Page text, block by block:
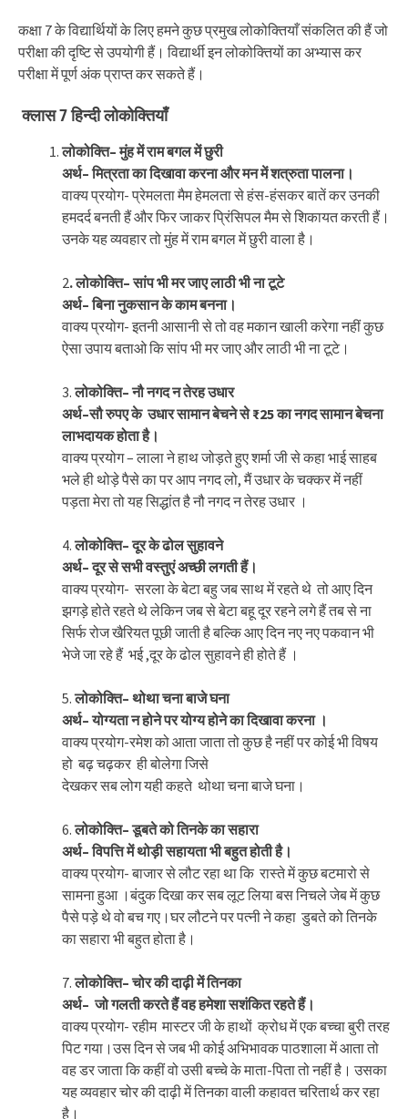
कक्षा 7 के विद्यार्थियों के लिए हमने कुछ प्रमुख लोकोक्तियाँ संकलित की हैं जो
परीक्षा की दृष्टि से उपयोगी हैं। विद्यार्थी इन लोकोक्तियों का अभ्यास कर
परीक्षा में पूर्ण अंक प्राप्त कर सकते हैं।
क्लास 7हिन्दी लोकोक्तियाँ
लोकोक्ति–मुंहमेंरामबगलमेंछुरी
अर्थ–मित्रताकादिखावाकरनाऔरमनमेंशत्रुतापालना।
वाक्य प्रयोग- प्रेमलता मैम हेमलता से हंस-हंसकर बातें कर उनकी
हमदर्द बनती हैं और फिर जाकर प्रिंसिपल मैम से शिकायत करती हैं।
उनके यह व्यवहार तो मुंह में राम बगल में छुरी वाला है।
2.लोकोक्ति–सांपभीमरजाएलाठीभीनाटूटे
अर्थ–बिनानुकसानकेकामबनना।
वाक्य प्रयोग- इतनी आसानी से तो वह मकान खाली करेगा नहीं कुछ
ऐसा उपाय बताओ कि सांप भी मर जाए और लाठी भी ना टूटे।
3.लोकोक्ति–नौनगदनतेरहउधार
अर्थ–सौरुपएके उधारसामानबेचनेसे₹25कानगदसामानबेचना
लाभदायकहोताहै।
वाक्य प्रयोग – लाला ने हाथ जोड़ते हुए शर्मा जी से कहा भाई साहब
भले ही थोड़े पैसे का पर आप नगद लो, मैं उधार के चक्कर में नहीं
पड़ता मेरा तो यह सिद्धांत है नौ नगद न तेरह उधार ।
4.लोकोक्ति–दूरकेढोलसुहावने
अर्थ–दूरसेसभीवस्तुएंअच्छीलगतीहैं।
वाक्य प्रयोग- सरला के बेटा बहु जब साथ में रहते थे तो आए दिन
झगड़े होते रहते थे लेकिन जब से बेटा बहू दूर रहने लगे हैं तब से ना
सिर्फ रोज खैरियत पूछी जाती है बल्कि आए दिन नए नए पकवान भी
भेजे जा रहे हैं भई ,दूर के ढोल सुहावने ही होते हैं ।
5.लोकोक्ति– थोथाचनाबाजेघना
अर्थ–योग्यतानहोनेपरयोग्यहोनेकादिखावाकरना ।
वाक्य प्रयोग-रमेश को आता जाता तो कुछ है नहीं पर कोई भी विषय
हो बढ़ चढ़कर ही बोलेगा जिसे
देखकर सब लोग यही कहते थोथा चना बाजे घना।
6.लोकोक्ति–डूबतेकोतिनकेकासहारा
अर्थ–विपत्तिमेंथोड़ीसहायताभीबहुतहोतीहै।
वाक्य प्रयोग- बाजार से लौट रहा था कि रास्ते में कुछ बटमारो से
सामना हुआ ।बंदुक दिखा कर सब लूट लिया बस निचले जेब में कुछ
पैसे पड़े थे वो बच गए।घर लौटने पर पत्नी ने कहा डुबते को तिनके
का सहारा भी बहुत होता है।
7.लोकोक्ति–चोरकीदाढ़ीमेंतिनका
अर्थ–जोगलतीकरतेहैंवहहमेशासशंकितरहतेहैं।
वाक्य प्रयोग- रहीम मास्टर जी के हाथों क्रोध में एक बच्चा बुरी तरह
पिट गया।उस दिन से जब भी कोई अभिभावक पाठशाला में आता तो
वह डर जाता कि कहीं वो उसी बच्चे के माता-पिता तो नहीं है। उसका
यह व्यवहार चोर की दाढ़ी में तिनका वाली कहावत चरितार्थ कर रहा
है।